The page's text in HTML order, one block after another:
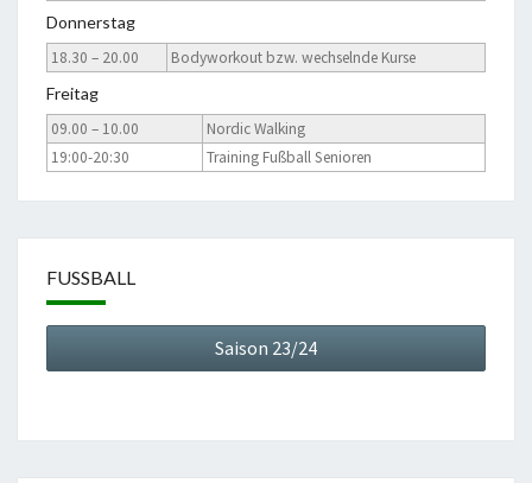
Donnerstag
18.30 – 20.00
Bodyworkout bzw. wechselnde Kurse
Freitag
09.00 – 10.00
Nordic Walking
19:00-20:30
Training Fußball Senioren
FUSSBALL
Saison 23/24